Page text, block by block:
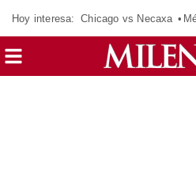
Hoy interesa: Chicago vs Necaxa